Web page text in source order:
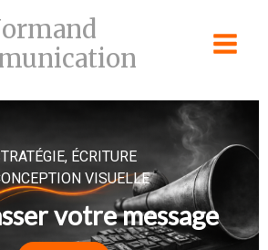
ÉCRITURE
VISUELLE
votre message